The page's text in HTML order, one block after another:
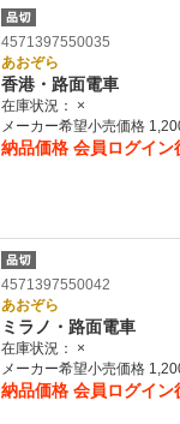
4571397550035
あおぞら
香港・路面電車
在庫状況：
×
メーカー希望小売価格
納品価格 会員ログイン
4571397550042
あおぞら
ミラノ・路面電車
在庫状況：
×
メーカー希望小売価格
納品価格 会員ログイン